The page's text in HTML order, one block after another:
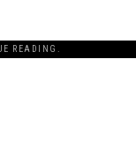
READING.